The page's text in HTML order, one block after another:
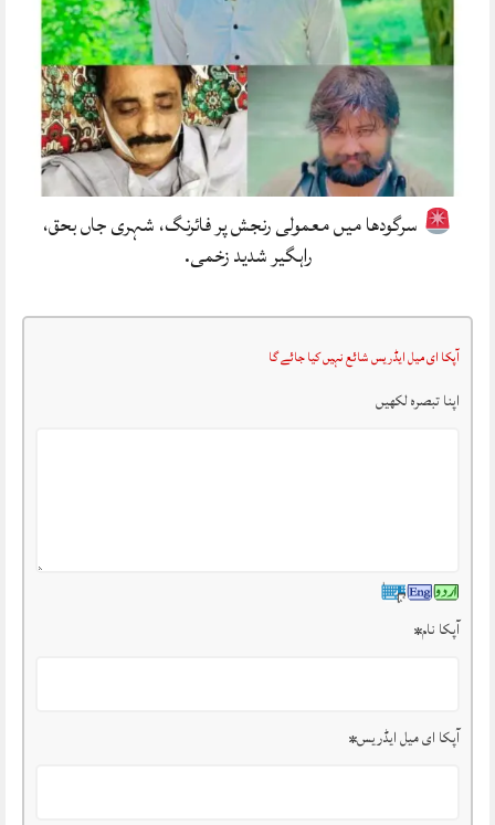
سرگودھا میں معمولی رنجش پر فائرنگ، شہری جاں بحق،
راہگیر شدید زخمی.
آپکا ای میل ایڈریس شائع نہیں کیا جائے گا
اپنا تبصرہ لکھیں
آپکا نام*
آپکا ای میل ایڈریس*